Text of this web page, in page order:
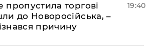
пропустила торгові
до Новоросійська, –
причину
19:40